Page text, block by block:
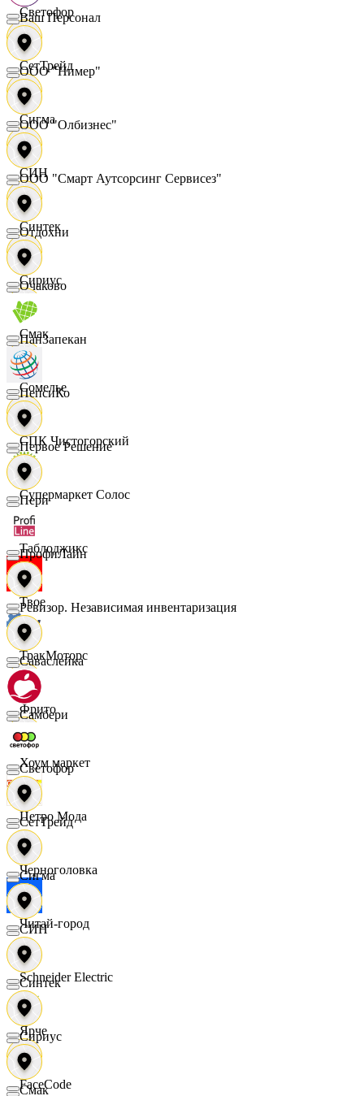
Светофор
СетТрейд
Сигма
СИН
Синтек
Сириус
Смак
Сомелье
СПК Чистогорский
Супермаркет Солос
Таблоджикс
Твое
ТракМоторс
Фрито
Хоум маркет
Цетро Мода
Черноголовка
Читай-город
Schneider Electric
Ярче
FaceCode
Ваш Персонал
ООО "Нимер"
ООО "Олбизнес"
ООО "Смарт Аутсорсинг Сервисез"
Отдохни
Очаково
ПанЗапекан
ПепсиКо
Первое Решение
Пери
ПрофиЛайн
Ревизор. Независимая инвентаризация
Саваслейка
Самбери
Светофор
СетТрейд
Сигма
СИН
Синтек
Сириус
Смак